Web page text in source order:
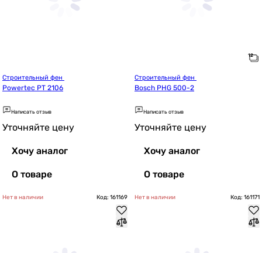
Powertec PT 2106
Написать отзыв
Уточняйте цену
Хочу аналог
О товаре
Bosch PHG 500-2
Написать отзыв
Уточняйте цену
Хочу аналог
О товаре
Нет в наличии Код: 161169 Нет в наличии Код: 161171